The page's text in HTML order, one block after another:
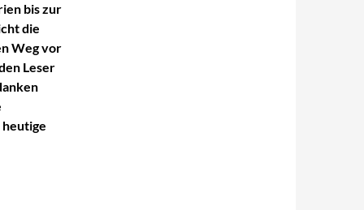
bis zur
die
Weg vor
Leser